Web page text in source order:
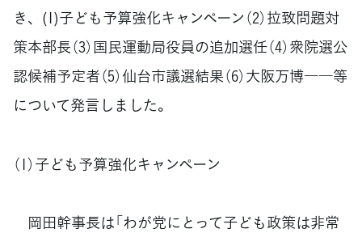
き、(1)子ども予算強化キャンペーン（2）拉致問題対
策本部長（3）国民運動局役員の追加選任（4）衆院選公
認候補予定者（5）仙台市議選結果（6）大阪万博――等
について発言しました。
（1）子ども予算強化キャンペーン
岡田幹事長は「わが党にとって子ども政策は非常